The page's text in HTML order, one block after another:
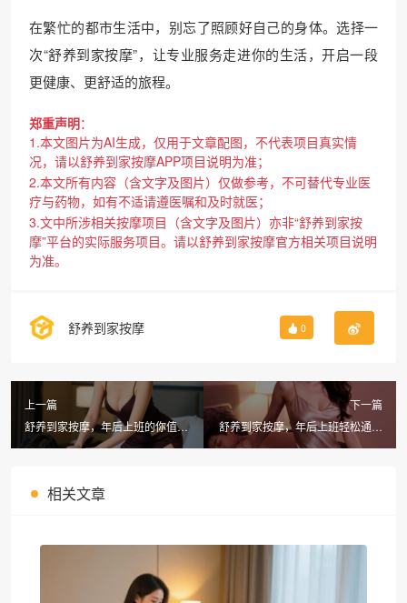
在繁忙的都市生活中，别忘了照顾好自己的身体。选择一
次“舒养到家按摩”，让专业服务走进你的生活，开启一段
更健康、更舒适的旅程。
郑重声明：
1.本文图片为AI生成，仅用于文章配图，不代表项目真实情
况，请以舒养到家按摩APP项目说明为准；
2.本文所有内容（含文字及图片）仅做参考，不可替代专业医
疗与药物，如有不适请遵医嘱和及时就医；
3.文中所涉相关按摩项目（含文字及图片）亦非“舒养到家按
摩”平台的实际服务项目。请以舒养到家按摩官方相关项目说明
为准。
舒养到家按摩 0
上一篇
舒养到家按摩，年后上班的你值得
一次南京同城上门按摩
下一篇
舒养到家按摩，年后上班轻松通经
络，哈尔滨同城上门按摩推荐
相关文章